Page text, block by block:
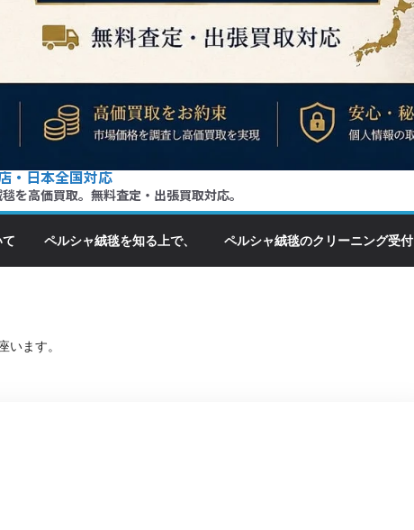
・日本全国対応
を高価買取。無料査定・出張買取対応。
ペルシャ絨毯を知る上で、 ペルシャ絨毯のクリーニング受付
ます。